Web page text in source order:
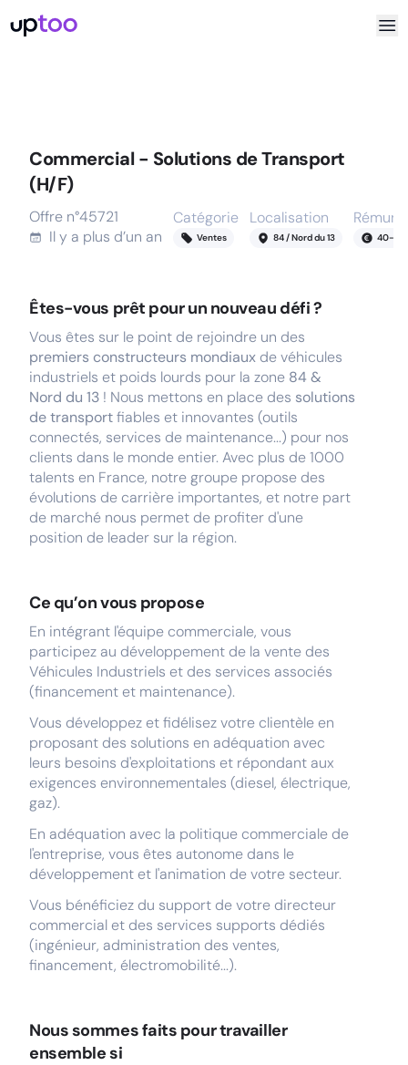
Commercial - Solutions de Transport
(H/F)
Offre n°45721
Il y a plus d’un an
Catégorie
Ventes
Localisation
84 / Nord du 13 40-
Êtes-vous prêt pour un nouveau défi ?
Vous êtes sur le point de rejoindre un des
premiers constructeurs mondiaux de véhicules
industriels et poids lourds pour la zone 84 &
Nord du 13 ! Nous mettons en place des solutions
de transportfiables et innovantes (outils
connectés, services de maintenance...) pour nos
clients dans le monde entier. Avec plus de 1000
talents en France, notre groupe propose des
évolutions de carrière importantes, et notre part
de marché nous permet de profiter d'une
position de leader sur la région.
Ce qu’on vous propose
En intégrant l'équipe commerciale, vous
participez au développement de la vente des
Véhicules Industriels et des services associés
(financement et maintenance).
Vous développez et fidélisez votre clientèle en
proposant des solutions en adéquation avec
leurs besoins d'exploitations et répondant aux
exigences environnementales (diesel, électrique,
gaz).
En adéquation avec la politique commerciale de
l'entreprise, vous êtes autonome dans le
développement et l'animation de votre secteur.
Vous bénéficiez du support de votre directeur
commercial et des services supports dédiés
(ingénieur, administration des ventes,
financement, électromobilité...).
Nous sommes faits pour travailler
ensemble si